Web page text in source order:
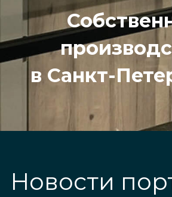
в Санкт-
Новости